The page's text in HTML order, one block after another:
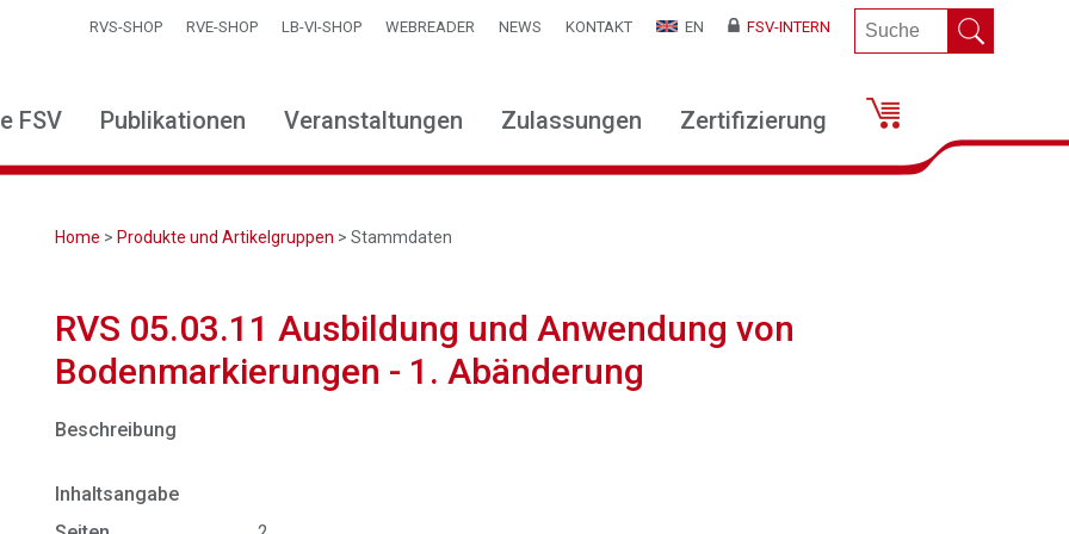
RVS-SHOP RVE-SHOP LB-VI-SHOP WEBREADER NEWS KONTAKT EN FSV-INTERN
FSV Publikationen Veranstaltungen Zulassungen Zertifizierung
Home > Produkte und Artikelgruppen > Stammdaten
RVS 05.03.11 Ausbildung und Anwendung von
Bodenmarkierungen - 1. Abänderung
Beschreibung
Inhaltsangabe